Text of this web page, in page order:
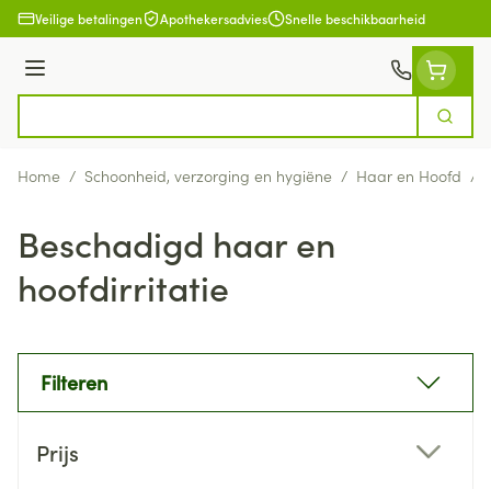
Ga naar de inhoud
Veilige betalingen Apothekersadvies Snelle beschikbaarheid
Menu
Zoek
Home / Schoonheid, verzorging en hygiëne / Haar en Hoofd /
Beschadigd haar en
hoofdirritatie
Filteren
Prijs